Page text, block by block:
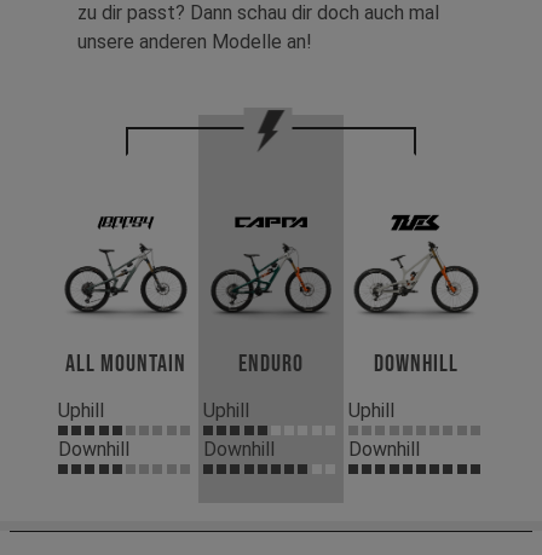
zu dir passt? Dann schau dir doch auch mal
unsere anderen Modelle an!
All Mountain
Uphill
Downhill
Enduro
Uphill
Downhill
Downhill
Uphill
Downhill